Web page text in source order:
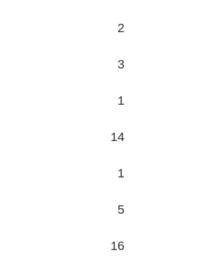
2
3
1
14
1
5
16